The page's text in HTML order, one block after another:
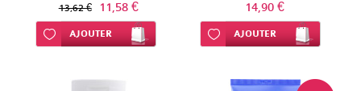
13,62 € 11,58 €
Ajouter à ma liste d’envie
AJOUTER
14,90 €
Ajouter à ma liste d’envie
AJOUTER